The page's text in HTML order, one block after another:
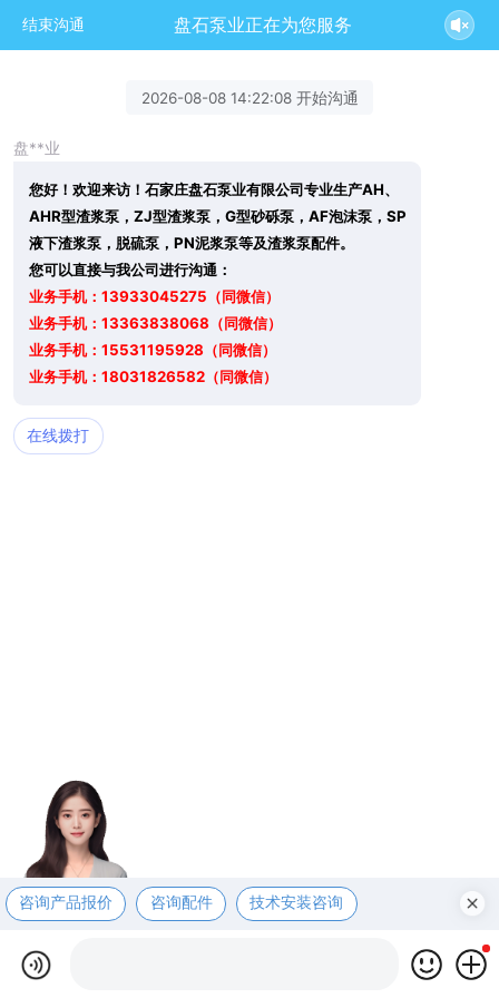
结束沟通 盘石泵业正在为您服务
2026-08-08 14:22:08 开始沟通
盘**业
您好！欢迎来访！石家庄盘石泵业有限公司专业生产AH、
AHR型渣浆泵，ZJ型渣浆泵，G型砂砾泵，AF泡沫泵，SP
液下渣浆泵，脱硫泵，PN泥浆泵等及渣浆泵配件。
您可以直接与我公司进行沟通：
业务手机：13933045275（同微信）
业务手机：13363838068（同微信）
业务手机：15531195928（同微信）
业务手机：18031826582（同微信）
在线拨打
咨询产品报价 咨询配件 技术安装咨询